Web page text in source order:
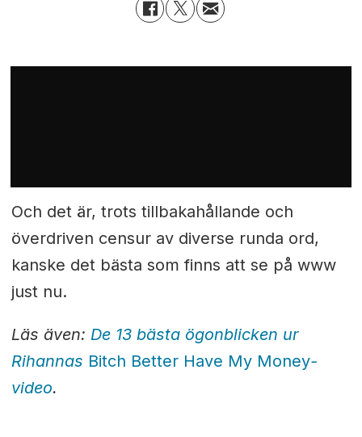
Och det är, trots tillbakahållande och
överdriven censur av diverse runda ord,
kanske det bästa som finns att se på www
just nu.
Läs även: De 13 bästa ögonblicken ur
Rihannas Bitch Better Have My Money-
video.